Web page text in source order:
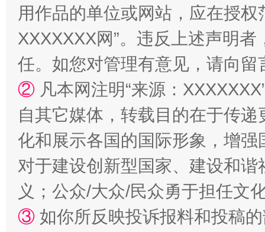
扯下公款旅游的“隐身衣” 如何以
用作品的单位或网站，应在授
XXXXXXX网”。违反上述声明
任。如您对管理有意见，请向
② 凡本网注明“来源：
自其它媒体，转载目的在于传
化和展示各国的国际形象，增
对于建设创新型国家、建设和
义；公众/大众/民众勇于担任文
③ 如你所反映投诉报料和投稿